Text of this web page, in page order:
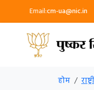
Email:cm-ua@nic.in
होम